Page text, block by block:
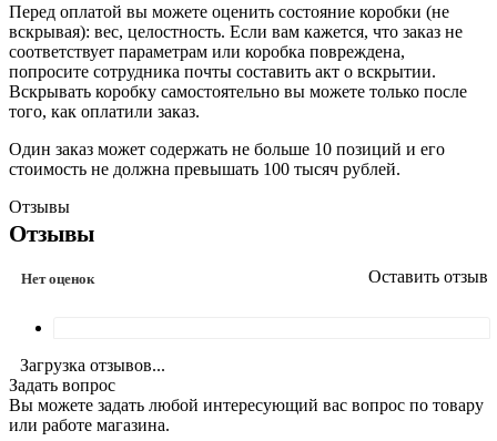
Перед оплатой вы можете оценить состояние коробки (не
вскрывая): вес, целостность. Если вам кажется, что заказ не
соответствует параметрам или коробка повреждена,
попросите сотрудника почты составить акт о вскрытии.
Вскрывать коробку самостоятельно вы можете только после
того, как оплатили заказ.
Один заказ может содержать не больше 10 позиций и его
стоимость не должна превышать 100 тысяч рублей.
Отзывы
Отзывы
Нет оценок Оставить отзыв
Загрузка отзывов...
Задать вопрос
Вы можете задать любой интересующий вас вопрос по товару
или работе магазина.